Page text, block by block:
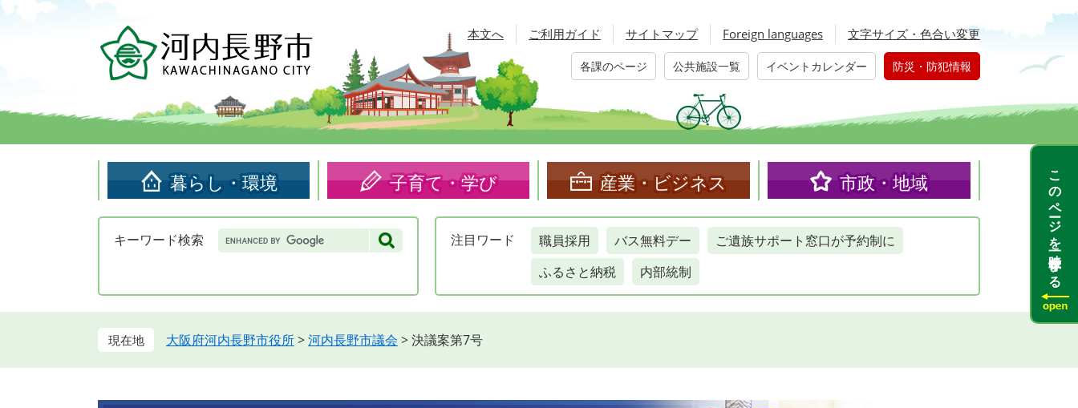
頭
す。
飛
し
本文へ ご利用ガイド サイトマップ Foreign languages 文字サイズ・色合い変更
各課のページ 公共施設一覧 イベントカレンダー 防災・防犯情報
暮らし・環境 子育て・学び 産業・ビジネス 市政・地域
キーワード検索 Google
カ
検
注目 ワード 職員採用 バス無料デー
ご遺族サポート窓口が予約制に
ふるさと納税
内部統制
大阪府河内長野市役所>河内長野市議会 >決議案第7号
このページを一時保存する